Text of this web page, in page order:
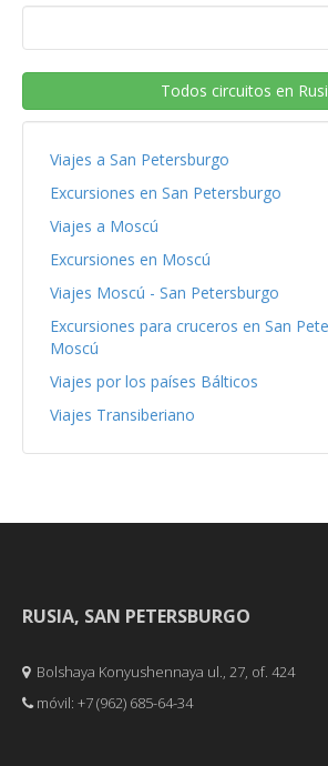
Todos circuitos en
Viajes a San Petersburgo
Excursiones en San Petersburgo
Viajes a Moscú
Excursiones en Moscú
Viajes Moscú - San Petersburgo
Excursiones para cruceros en San
Moscú
Viajes por los países Bálticos
Viajes Transiberiano
RUSIA, SAN PETERSBURGO
Bolshaya Konyushennaya ul., 27, of. 424
móvil: +7 (962) 685-64-34